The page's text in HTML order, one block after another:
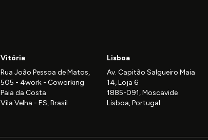
Vitória
Rua João Pessoa de Matos,
505 - 4work - Coworking
Paia da Costa
Vila Velha - ES, Brasil
Lisboa
Av. Capitão Salgueiro Maia
14, Loja 6
1885-091, Moscavide
Lisboa, Portugal